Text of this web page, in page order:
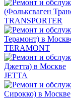
TRANSPORTER
TERAMONT
JETTA